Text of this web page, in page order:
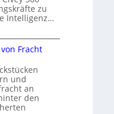
zu
Intelligenz…
Fracht
und
an
den